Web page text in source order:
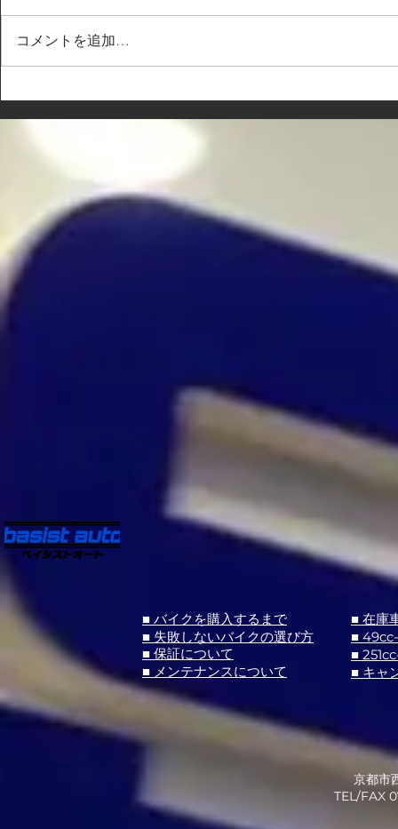
コメントを追加…
■ バイクを購入するまで
■ 失敗しないバイクの選び方
■ 保証について
■ メンテナンスについて
■ 在庫
■
■
■ キャ
京都市
​TEL/FAX